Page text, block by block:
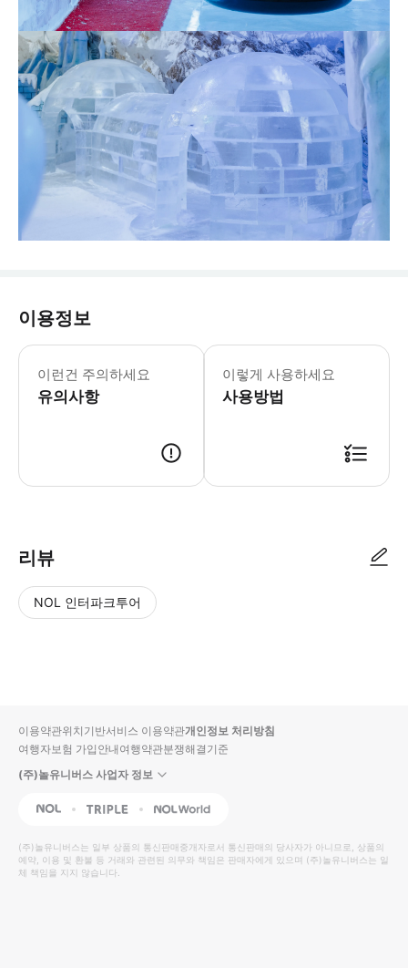
이용정보
이런건 주의하세요
유의사항
월요일-일요일: 10:00-22:00
* 순수하고 맑은 여과수가 하루 종일
이렇게 사용하세요
사용방법
리뷰
NOL 인터파크투어
입니
다.
높
은
순
동
영
상
순
상
이용약관위치기반서비스 이용약관개인정보 처리방침
여행자보험 가입안내여행약관분쟁해결기준
(주)놀유니버스 사업자 정보
NOL Triple Interpark Global
(주)놀유니버스는 일부 상품의 통신판매중개자로서 통신판매의 당사자가 아니므로, 상품의
예약, 이용 및 환불 등 거래와 관련된 의무와 책임은 판매자에게 있으며 (주)놀유니버스는 일
체 책임을 지지 않습니다.